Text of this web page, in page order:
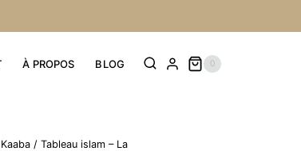
À PROPOS BLOG 0
/ Tableau islam – La
49,90 €
69,90 €
39,92 €
55,92 €